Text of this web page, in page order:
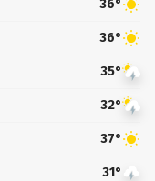
36°
36°
35°
32°
37°
31°